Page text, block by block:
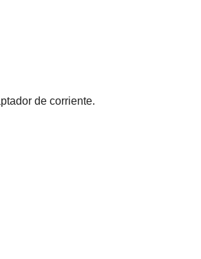
de corriente.